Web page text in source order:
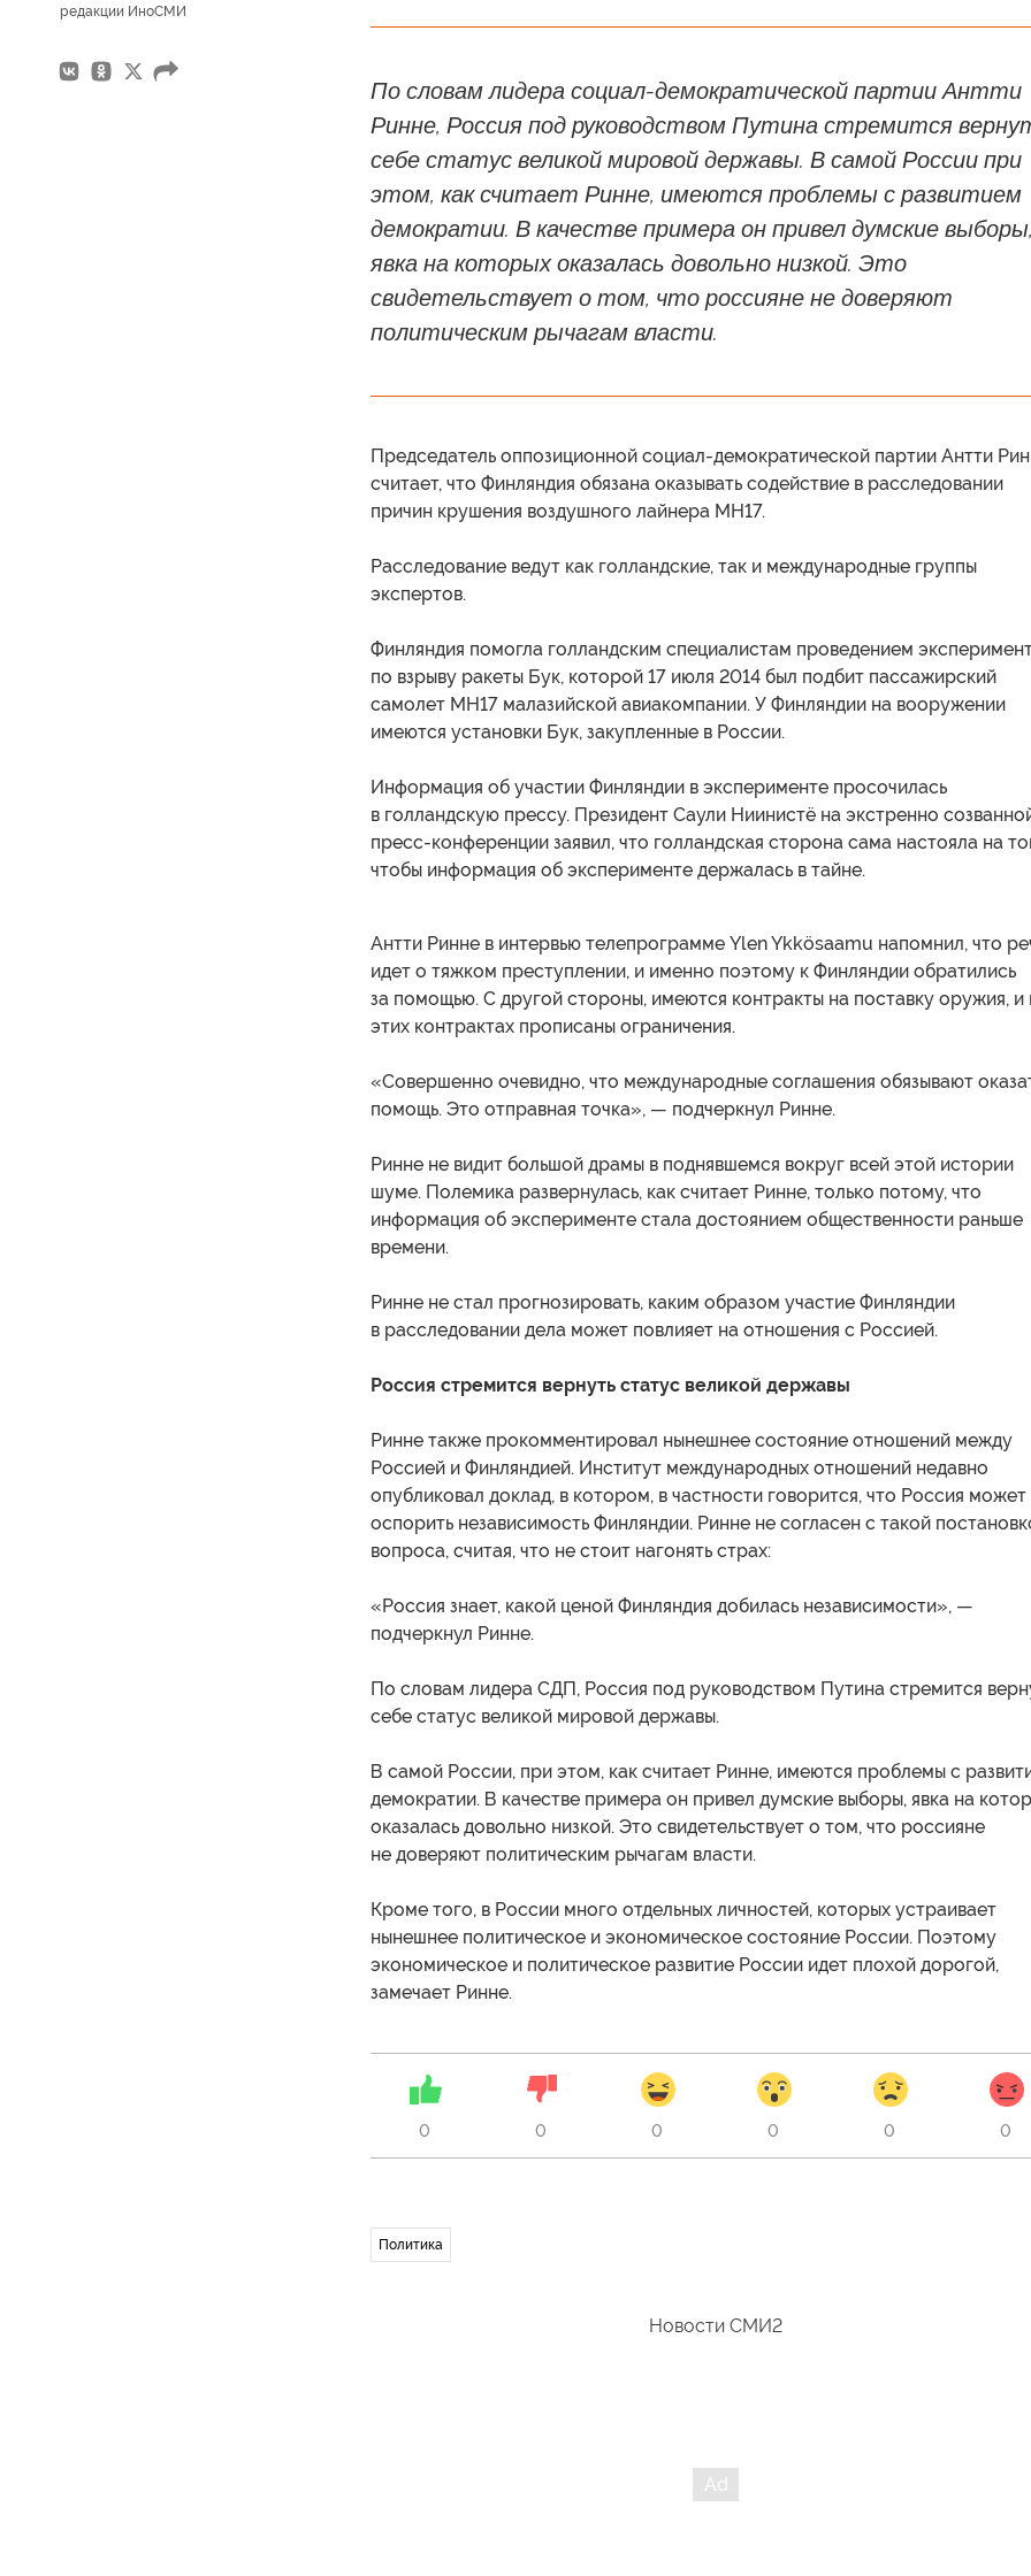
редакции ИноСМИ
По словам лидера социал-демократической партии Антти
Ринне, Россия под руководством Путина стремится
себе статус великой мировой державы. В самой России при
этом, как считает Ринне, имеются проблемы с развитием
демократии. В качестве примера он привел думские выборы,
явка на которых оказалась довольно низкой. Это
свидетельствует о том, что россияне не доверяют
политическим рычагам власти.
Председатель оппозиционной социал-демократической партии Антти
считает, что Финляндия обязана оказывать содействие в расследовании
причин крушения воздушного лайнера МН17.
Расследование ведут как голландские, так и международные группы
экспертов.
Финляндия помогла голландским специалистам проведением
по взрыву ракеты Бук, которой 17 июля 2014 был подбит пассажирский
самолет МН17 малазийской авиакомпании. У Финляндии на вооружении
имеются установки Бук, закупленные в России.
Информация об участии Финляндии в эксперименте просочилась
в голландскую прессу. Президент Саули Ниинистё на экстренно
пресс-конференции заявил, что голландская сторона сама настояла на
чтобы информация об эксперименте держалась в тайне.
Антти Ринне в интервью телепрограмме Ylen Ykkösaamu напомнил, что
идет о тяжком преступлении, и именно поэтому к Финляндии обратились
за помощью. С другой стороны, имеются контракты на поставку оружия, и
этих контрактах прописаны ограничения.
«Совершенно очевидно, что международные соглашения обязывают
помощь. Это отправная точка», — подчеркнул Ринне.
Ринне не видит большой драмы в поднявшемся вокруг всей этой истории
шуме. Полемика развернулась, как считает Ринне, только потому, что
информация об эксперименте стала достоянием общественности раньше
времени.
Ринне не стал прогнозировать, каким образом участие Финляндии
в расследовании дела может повлияет на отношения с Россией.
Россия стремится вернуть статус великой державы
Ринне также прокомментировал нынешнее состояние отношений между
Россией и Финляндией. Институт международных отношений недавно
опубликовал доклад, в котором, в частности говорится, что Россия может
оспорить независимость Финляндии. Ринне не согласен с такой
вопроса, считая, что не стоит нагонять страх:
«Россия знает, какой ценой Финляндия добилась независимости», —
подчеркнул Ринне.
По словам лидера СДП, Россия под руководством Путина стремится
себе статус великой мировой державы.
В самой России, при этом, как считает Ринне, имеются проблемы с
демократии. В качестве примера он привел думские выборы, явка на
оказалась довольно низкой. Это свидетельствует о том, что россияне
не доверяют политическим рычагам власти.
Кроме того, в России много отдельных личностей, которых устраивает
нынешнее политическое и экономическое состояние России. Поэтому
экономическое и политическое развитие России идет плохой дорогой,
замечает Ринне.
0 0 0 0 0 0
Политика
Новости СМИ2